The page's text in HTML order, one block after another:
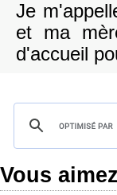
Je
et ma
d'accueil
Vous